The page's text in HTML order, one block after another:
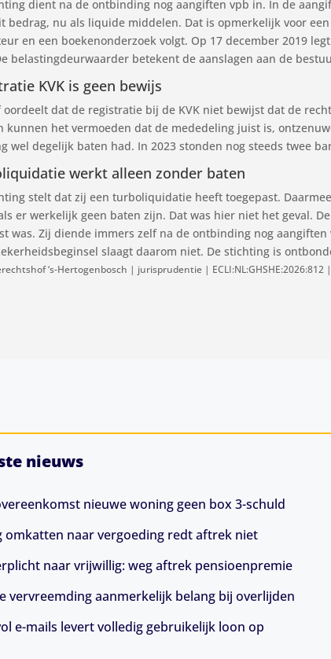
dient na de ontbinding nog aangiften vpb in. In de
bedrag, nu als liquide middelen. Dat is opmerkelijk voor
en een boekenonderzoek volgt. Op 17 december 2019
belastingdeurwaarder betekent de aanslagen aan de
KVK is geen bewijs
oordeelt dat de registratie bij de KVK niet bewijst dat de
kunnen het vermoeden dat de mededeling juist is,
wel degelijk baten had. In 2023 stonden nog steeds twee
werkt alleen zonder baten
stelt dat zij een turboliquidatie heeft toegepast.
er werkelijk geen baten zijn. Dat was hier niet het geval.
was. Zij diende immers zelf na de ontbinding nog
slaagt daarom niet. De stichting is
‘s-Hertogenbosch | jurisprudentie | ECLI:NL:GHSHE:2026:812
nieuws
nieuwe woning geen box 3-schuld
omkatten naar vergoeding redt aftrek niet
naar vrijwillig: weg aftrek pensioenpremie
vervreemding aanmerkelijk belang bij overlijden
e-mails levert volledig gebruikelijk loon op